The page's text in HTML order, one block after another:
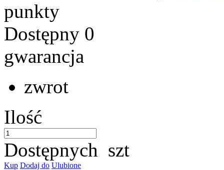
punkty
Dostępny 0
gwarancja
zwrot
Ilość
Dostępnych szt
Kup Dodaj do Ulubione